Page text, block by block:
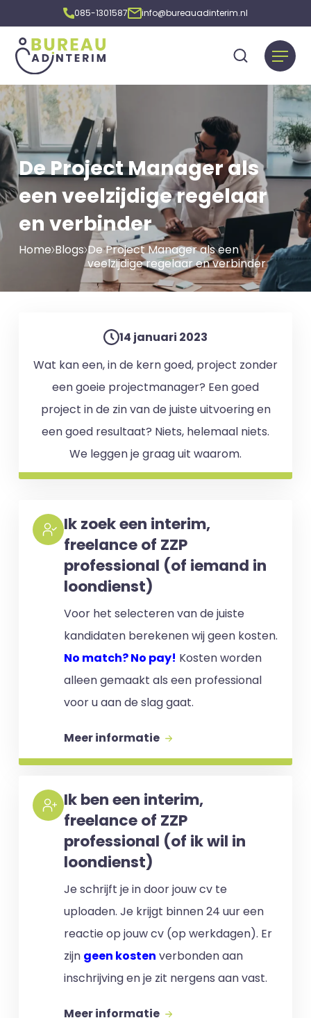
085-1301587 info@bureauadinterim.nl
De Project Manager als
een veelzijdige regelaar
en verbinder
Home Blogs De Project Manager als een
veelzijdige regelaar en verbinder
14 januari 2023
Wat kan een, in de kern goed, project zonder
een goeie projectmanager? Een goed
project in de zin van de juiste uitvoering en
een goed resultaat? Niets, helemaal niets.
We leggen je graag uit waarom.
Ik zoek een interim,
freelance of ZZP
professional (of iemand in
loondienst)
Voor het selecteren van de juiste
kandidaten berekenen wij geen kosten.
No match? No pay! Kosten worden
alleen gemaakt als een professional
voor u aan de slag gaat.
Meer informatie
Ik ben een interim,
freelance of ZZP
professional (of ik wil in
loondienst)
Je schrijft je in door jouw cv te
uploaden. Je krijgt binnen 24 uur een
reactie op jouw cv (op werkdagen). Er
zijn geen kosten verbonden aan
inschrijving en je zit nergens aan vast.
Meer informatie